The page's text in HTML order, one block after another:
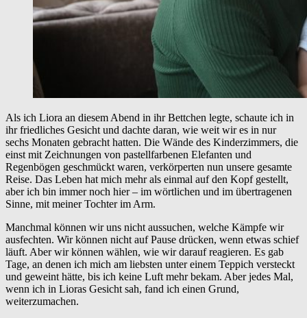
Als ich Liora an diesem Abend in ihr Bettchen legte, schaute ich in
ihr friedliches Gesicht und dachte daran, wie weit wir es in nur
sechs Monaten gebracht hatten. Die Wände des Kinderzimmers, die
einst mit Zeichnungen von pastellfarbenen Elefanten und
Regenbögen geschmückt waren, verkörperten nun unsere gesamte
Reise. Das Leben hat mich mehr als einmal auf den Kopf gestellt,
aber ich bin immer noch hier – im wörtlichen und im übertragenen
Sinne, mit meiner Tochter im Arm.
Manchmal können wir uns nicht aussuchen, welche Kämpfe wir
ausfechten. Wir können nicht auf Pause drücken, wenn etwas schief
läuft. Aber wir können wählen, wie wir darauf reagieren. Es gab
Tage, an denen ich mich am liebsten unter einem Teppich versteckt
und geweint hätte, bis ich keine Luft mehr bekam. Aber jedes Mal,
wenn ich in Lioras Gesicht sah, fand ich einen Grund,
weiterzumachen.